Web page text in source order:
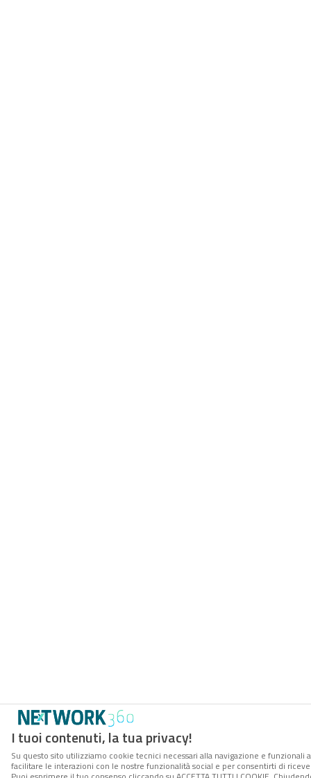
I tuoi contenuti, la tua privacy!
Su questo sito utilizziamo cookie tecnici necessari alla navigazione e
facilitare le interazioni con le nostre funzionalità social e per consentirti di